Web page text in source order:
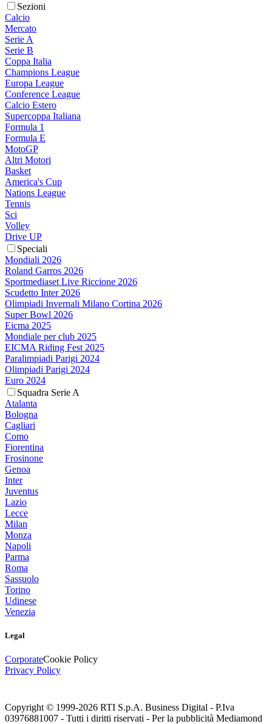
Sezioni
Calcio
Mercato
Serie A
Serie B
Coppa Italia
Champions League
Europa League
Conference League
Calcio Estero
Supercoppa Italiana
Formula 1
Formula E
MotoGP
Altri Motori
Basket
America's Cup
Nations League
Tennis
Sci
Volley
Drive UP
Speciali
Mondiali 2026
Roland Garros 2026
Sportmediaset Live Riccione 2026
Scudetto Inter 2026
Olimpiadi Invernali Milano Cortina 2026
Super Bowl 2026
Eicma 2025
Mondiale per club 2025
EICMA Riding Fest 2025
Paralimpiadi Parigi 2024
Olimpiadi Parigi 2024
Euro 2024
Squadra Serie A
Atalanta
Bologna
Cagliari
Como
Fiorentina
Frosinone
Genoa
Inter
Juventus
Lazio
Lecce
Milan
Monza
Napoli
Parma
Roma
Sassuolo
Torino
Udinese
Venezia
Legal
CorporateCookie Policy
Privacy Policy
Copyright © 1999-2026 RTI S.p.A. Business Digital - P.Iva
03976881007 - Tutti i diritti riservati - Per la pubblicità Mediamond